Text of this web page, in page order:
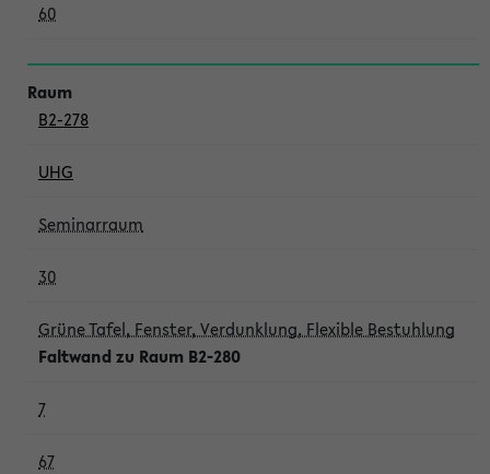
60
B2-278
UHG
Seminarraum
30
Grüne Tafel, Fenster, Verdunklung, Flexible Bestuhlung
Faltwand zu Raum B2-280
7
67